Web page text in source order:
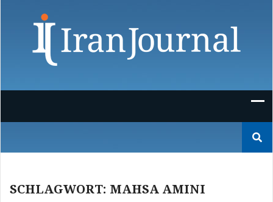
nach:
SCHLAGWORT: MAHSA AMINI